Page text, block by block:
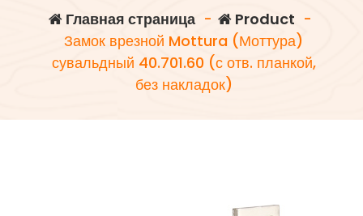
Главная страница - Product -
Замок врезной Mottura (Моттура)
сувальдный 40.701.60 (с отв. планкой,
без накладок)